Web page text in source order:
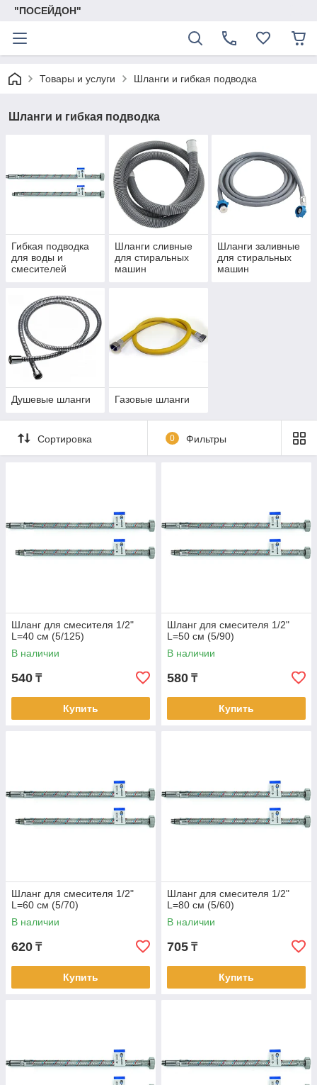
"ПОСЕЙДОН"
Товары и услуги Шланги и гибкая подводка
Шланги и гибкая подводка
Гибкая подводка
для воды и
смесителей
Шланги сливные
для стиральных
машин
Шланги заливные
для стиральных
машин
Душевые шланги Газовые шланги
Сортировка 0 Фильтры
Шланг для смесителя 1/2"
L=40 см (5/125)
В наличии
540 ₸
Купить
Шланг для смесителя 1/2"
L=50 см (5/90)
В наличии
580 ₸
Купить
Шланг для смесителя 1/2"
L=60 см (5/70)
В наличии
620 ₸
Купить
Шланг для смесителя 1/2"
L=80 см (5/60)
В наличии
705 ₸
Купить